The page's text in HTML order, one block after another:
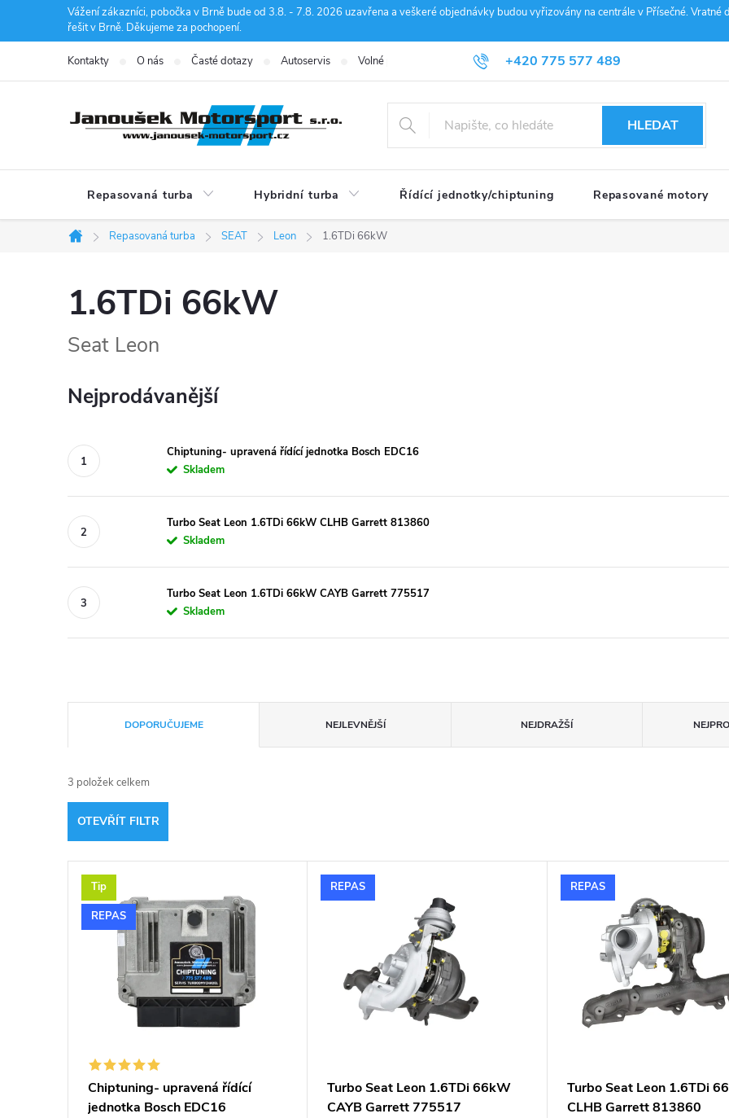
Vážení zákazníci, pobočka v Brně bude od 3.8. - 7.8. 2026 uzavřena a veškeré objednávky budou vyřizovány na centrále v Přísečné.
řešit v Brně. Děkujeme za pochopení.
+420 775 577 489
info@janousek-motorsport.cz
Kontakty O nás Časté dotazy Autoservis Volné pozice Obchodní podmínky Reklamace
HLEDAT
Repasovaná turba Hybridní turba Řídící jednotky/chiptuning Repasované motory
Domů
Repasovaná turba SEAT Leon 1.6TDi 66kW
1.6TDi 66kW
Seat Leon
Nejprodávanější
Chiptuning- upravená řídící jednotka Bosch EDC16
Skladem
Turbo Seat Leon 1.6TDi 66kW CLHB Garrett 813860
Skladem
Turbo Seat Leon 1.6TDi 66kW CAYB Garrett 775517
Skladem
a
z
e
n
DOPORUČUJEME NEJLEVNĚJŠÍ NEJDRAŽŠÍ
3 položek celkem
OTEVŘÍT FILTR
V
ý
Tip
REPAS
Chiptuning- upravená řídící
jednotka Bosch EDC16
REPAS
Turbo Seat Leon 1.6TDi 66kW
CAYB Garrett 775517
REPAS
Turbo Seat Leon 1.6TDi
CLHB Garrett 813860